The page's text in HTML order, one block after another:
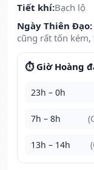
Tiết khí:Bạch lộ
Ngày Thiên Đạo:
cũng rất tốn
⏱️ Giờ Hoàng
23h – 0h
7h – 8h
13h – 14h